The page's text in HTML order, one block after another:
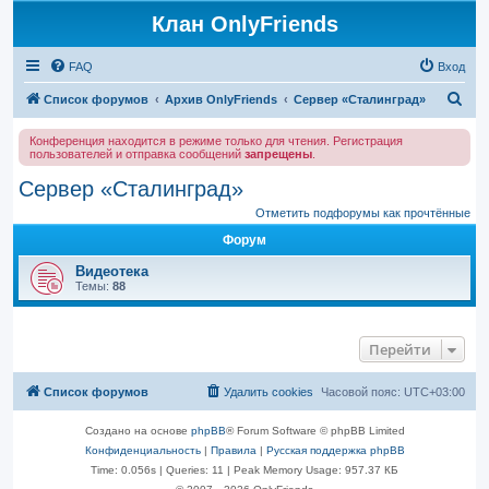
Клан OnlyFriends
FAQ Вход
Список форумов Архив OnlyFriends Сервер «Сталинград»
Конференция находится в режиме только для чтения. Регистрация
пользователей и отправка сообщений запрещены
Сервер «Сталинград»
Отметить подфорумы как прочтённые
Форум
Видеотека
Темы: 88
Перейти
Список форумов Часовой пояс: UTC+03:00
Удалить cookies
Создано на основе phpBB® Forum Software © phpBB Limited
Конфиденциальность| Правила | Русская поддержка phpBB
Time: 0.056s | Queries: 11 | Peak Memory Usage: 957.37 КБ